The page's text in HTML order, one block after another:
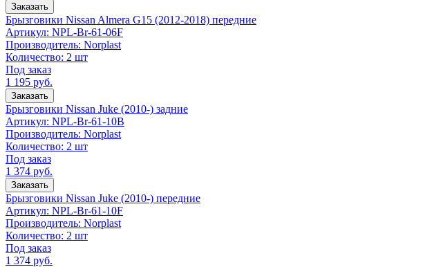
Заказать
Брызговики Nissan Almera G15 (2012-2018) передние
Артикул: NPL-Br-61-06F
Производитель: Norplast
Количество: 2 шт
Под заказ
1 195 руб.
Заказать
Брызговики Nissan Juke (2010-) задние
Артикул: NPL-Br-61-10B
Производитель: Norplast
Количество: 2 шт
Под заказ
1 374 руб.
Заказать
Брызговики Nissan Juke (2010-) передние
Артикул: NPL-Br-61-10F
Производитель: Norplast
Количество: 2 шт
Под заказ
1 374 руб.